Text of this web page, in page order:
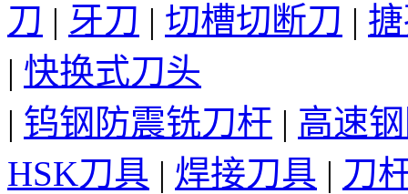
刀 | 牙刀 | 切槽切断刀 |
| 快换式刀头
| 钨钢防震铣刀杆 | 高速
HSK刀具 | 焊接刀具 | 刀